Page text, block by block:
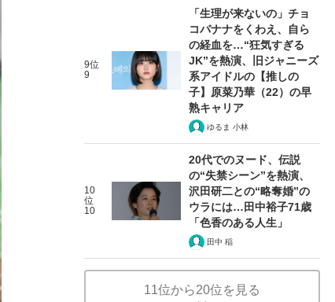
9位
9
「生理が来ないの」チョ
コバナナをくわえ、自ら
の経血を…“狂気すぎる
JK”を熱演、旧ジャニーズ
系アイドルの【推しの
子】原菜乃華（22）の早
熟キャリア
ゆるま 小林
10
位
10
20代でのヌード、伝説
の“失禁シーン”を熱演、
沢田研二との“略奪婚”の
ウラには…田中裕子71歳
「色香のある人生」
田中 稲
11位から20位を見る